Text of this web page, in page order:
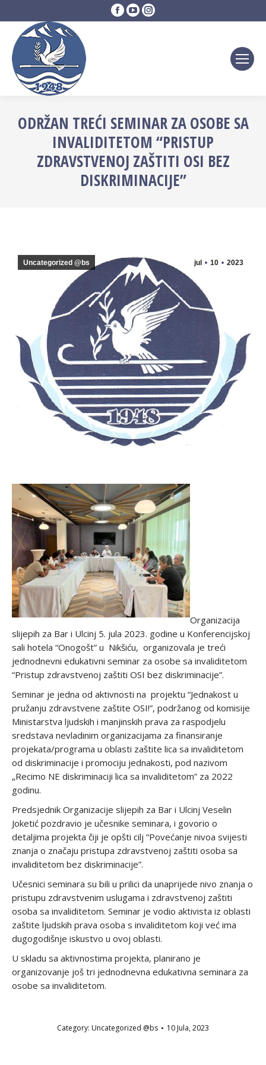
Facebook
page
YouTube
page
Instagram
page
ODRŽAN TREĆI SEMINAR ZA OSOBE SA
INVALIDITETOM “PRISTUP
ZDRAVSTVENOJ ZAŠTITI OSI BEZ
DISKRIMINACIJE”
jul 10 2023
Uncategorized @bs
Organizacija
slijepih za Bar i Ulcinj 5. jula 2023. godine u Konferencijskoj
sali hotela “Onogošt” u Nikšiću, organizovala je treći
jednodnevni edukativni seminar za osobe sa invaliditetom
“Pristup zdravstvenoj zaštiti OSI bez diskriminacije”.
Seminar je jedna od aktivnosti na projektu “Jednakost u
pružanju zdravstvene zaštite OSI!”, podržanog od komisije
Ministarstva ljudskih i manjinskih prava za raspodjelu
sredstava nevladinim organizacijama za finansiranje
projekata/programa u oblasti zaštite lica sa invaliditetom
od diskriminacije i promociju jednakosti, pod nazivom
„Recimo NE diskriminaciji lica sa invaliditetom” za 2022
godinu.
Predsjednik Organizacije slijepih za Bar i Ulcinj Veselin
Joketić pozdravio je učesnike seminara, i govorio o
detaljima projekta čiji je opšti cilj “Povećanje nivoa svijesti
znanja o značaju pristupa zdravstvenoj zaštiti osoba sa
invaliditetom bez diskriminacije”.
Učesnici seminara su bili u prilici da unaprijede nivo znanja o
pristupu zdravstvenim uslugama i zdravstvenoj zaštiti
osoba sa invaliditetom. Seminar je vodio aktivista iz oblasti
zaštite ljudskih prava osoba s invaliditetom koji već ima
dugogodišnje iskustvo u ovoj oblasti.
U skladu sa aktivnostima projekta, planirano je
organizovanje još tri jednodnevna edukativna seminara za
osobe sa invaliditetom.
Category: Uncategorized @bs 10 Jula, 2023